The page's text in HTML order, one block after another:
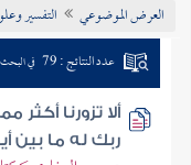
تراجم الأعلام
العرض الموضوعي التفسير
عدد النتائج : 79 في
ألا تزورنا أكثر
ربك له ما بين